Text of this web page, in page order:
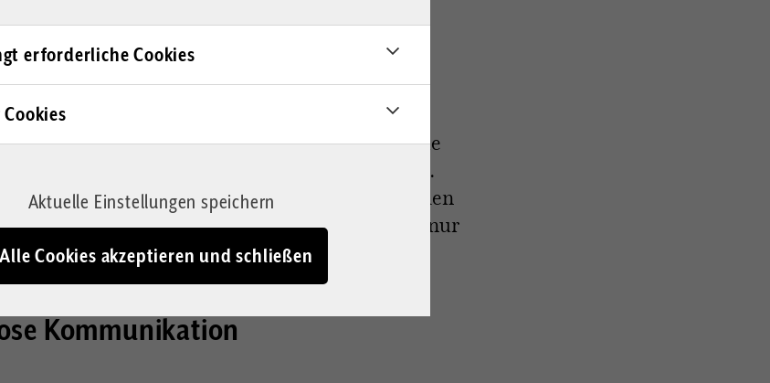
Corrigenda-Newsletter
und erhalten Sie einmal
Recherchen und Meinungsbeiträge
ein bisschen besser, ich begänne auch damit, die
der KI und mir auf eine neue Basis zu stellen.
Beispiel abends mal „Gute Nacht“ sagen. Machen
jemand nicht aus dem Kopf geht, und sie nur
ob es dem anderen vielleicht auch so ergeht.
Kommunikation
erforderliche Cookies
Aktuelle Einstellungen speichern
Alle Cookies akzeptieren und schließen